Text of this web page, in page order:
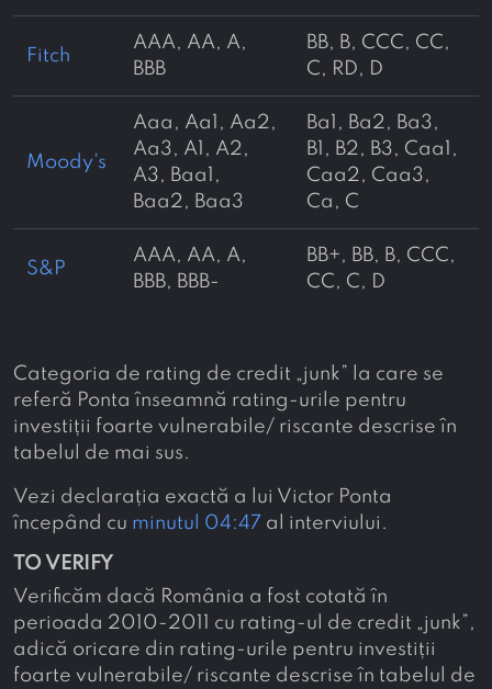
Fitch
AAA, AA, A,
BBB
BB, B, CCC, CC,
C, RD, D
Moody's
Aaa, Aa1, Aa2,
Aa3, A1, A2,
A3, Baa1,
Baa2, Baa3
Ba1, Ba2, Ba3,
B1, B2, B3, Caa1,
Caa2, Caa3,
Ca, C
S&P
AAA, AA, A,
BBB, BBB-
BB+, BB, B, CCC,
CC, C, D
Categoria de rating de credit „junk” la care se
referă Ponta înseamnă rating-urile pentru
investiții foarte vulnerabile/ riscante descrise în
tabelul de mai sus.
Vezi declarația exactă a lui Victor Ponta
începând cu minutul 04:47 al interviului.
TO VERIFY
Verificăm dacă România a fost cotată în
perioada 2010-2011 cu rating-ul de credit „junk”,
adică oricare din rating-urile pentru investiții
foarte vulnerabile/ riscante descrise în tabelul de